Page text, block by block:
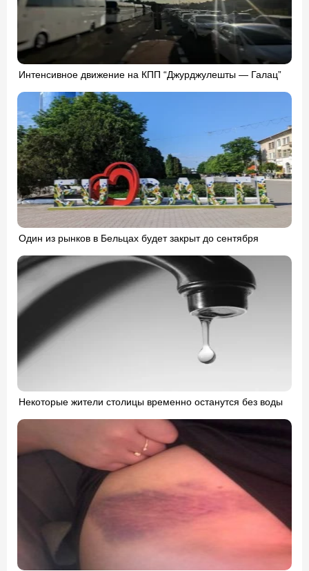
Интенсивное движение на КПП “Джурджулешты — Галац”
Один из рынков в Бельцах будет закрыт до сентября
Некоторые жители столицы временно останутся без воды